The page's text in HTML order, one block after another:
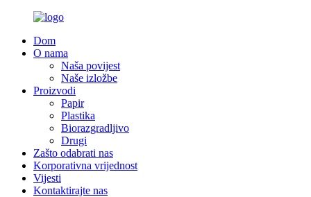
Dom
O nama
Naša povijest
Naše izložbe
Proizvodi
Papir
Plastika
Biorazgradljivo
Drugi
Zašto odabrati nas
Korporativna vrijednost
Vijesti
Kontaktirajte nas